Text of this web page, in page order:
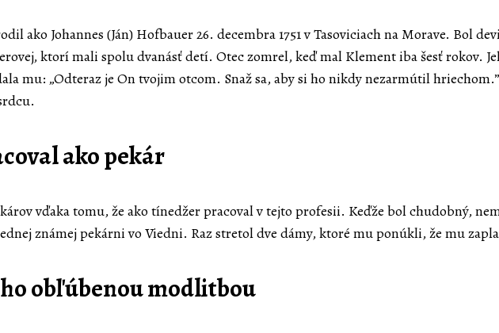
ako Johannes (Ján) Hofbauer 26. decembra 1751 v Tasoviciach na Morave. Bol
ktorí mali spolu dvanásť detí. Otec zomrel, keď mal Klement iba šesť rokov.
mu: „Odteraz je On tvojim otcom. Snaž sa, aby si ho nikdy nezarmútil
ako pekár
vďaka tomu, že ako tínedžer pracoval v tejto profesii. Keďže bol chudobný,
známej pekárni vo Viedni. Raz stretol dve dámy, ktoré mu ponúkli, že mu
obľúbenou modlitbou